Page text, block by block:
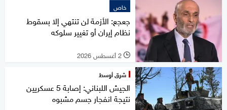
خاص
جعجع: الأزمة لن تنتهي إلا بسقوط
نظام إيران أو تغيير سلوكه
l 2 أغسطس 2026
شرق أوسط
الجيش اللبناني: إصابة 5 عسكريين
نتيجة انفجار جسم مشبوه